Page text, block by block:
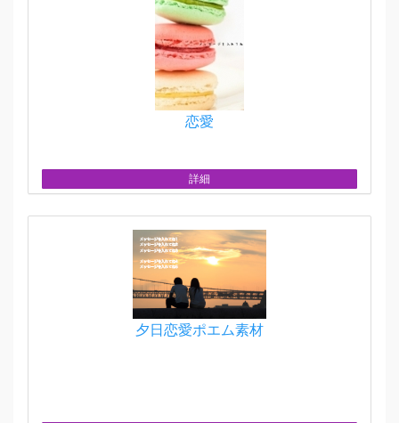
恋愛
詳細
夕日恋愛ポエム素材